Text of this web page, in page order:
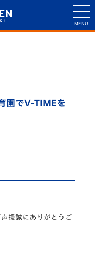
園でV-TIMEを
援誠にありがとうご